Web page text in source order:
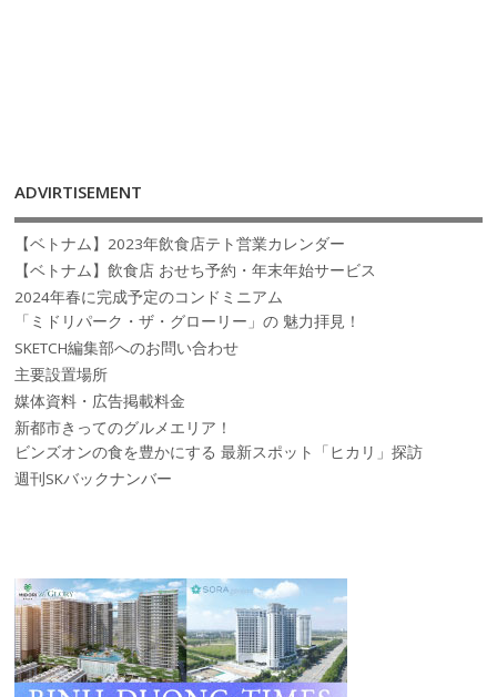
ADVIRTISEMENT
【ベトナム】2023年飲食店テト営業カレンダー
【ベトナム】飲食店 おせち予約・年末年始サービス
2024年春に完成予定のコンドミニアム
「ミドリパーク・ザ・グローリー」の 魅力拝見！
SKETCH編集部へのお問い合わせ
主要設置場所
媒体資料・広告掲載料金
新都市きってのグルメエリア！
ビンズオンの食を豊かにする 最新スポット「ヒカリ」探訪
週刊SKバックナンバー